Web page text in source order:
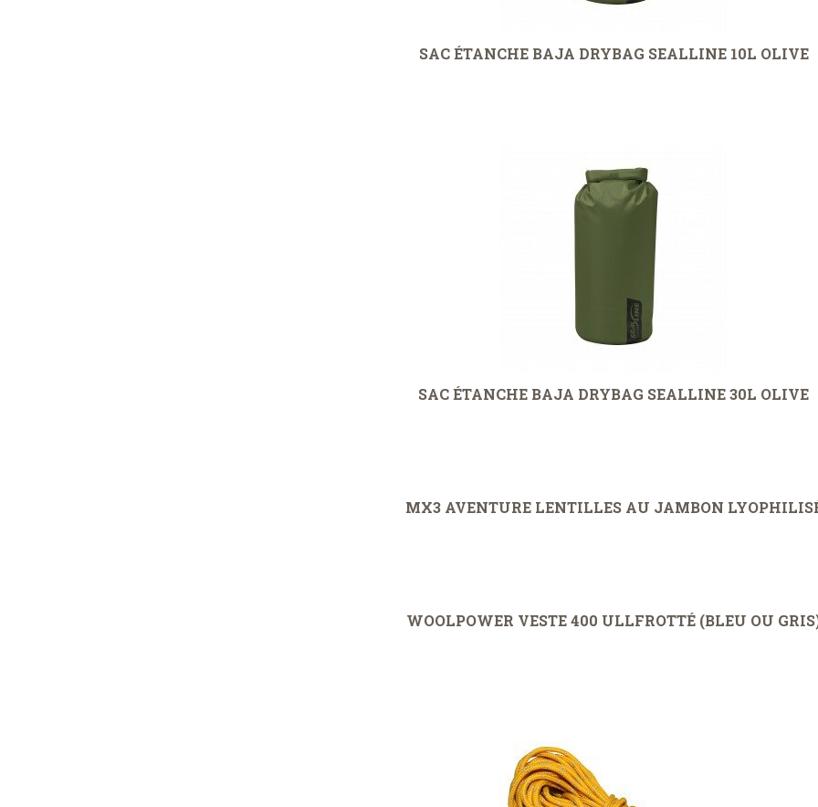
SAC ÉTANCHE BAJA DRYBAG SEALLINE 10L OLIVE
SAC ÉTANCHE BAJA DRYBAG SEALLINE 30L OLIVE
MX3 AVENTURE LENTILLES AU JAMBON
WOOLPOWER VESTE 400 ULLFROTTÉ (BLEU OU